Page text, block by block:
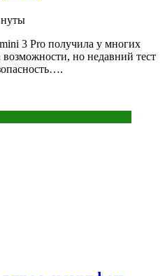
3 Pro получила у многих
но недавний тест